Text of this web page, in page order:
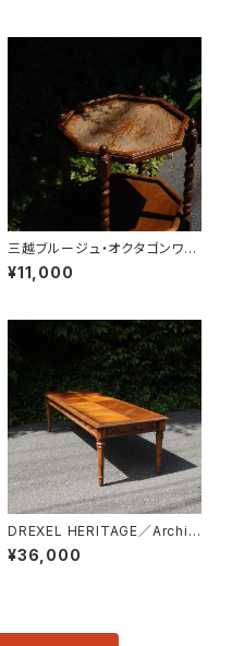
三越ブルージュ・オクタゴンワゴ
ン
¥11,000
DREXEL HERITAGE／Archit
ectual Low Table
¥36,000